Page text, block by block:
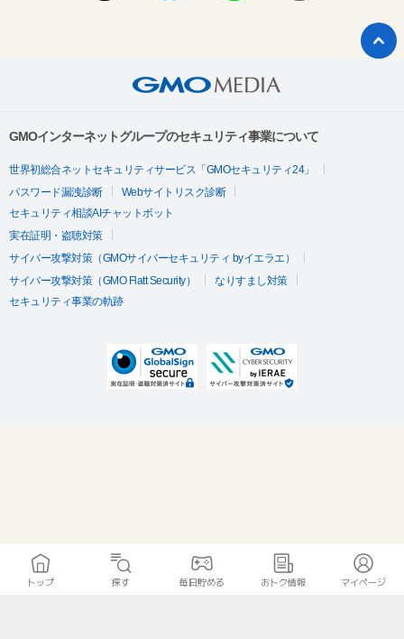
GMOインターネットグループのセキュリティ事業について
世界初総合ネットセキュリティサービス「GMOセキュリティ24」
パスワード漏洩診断
Webサイトリスク診断
セキュリティ相談AIチャットボット
実在証明・盗聴対策
サイバー攻撃対策（GMOサイバーセキュリティ byイエラエ）
サイバー攻撃対策（GMO Flatt Security）
なりすまし対策
セキュリティ事業の軌跡
トップ 探す 毎日貯める おトク情報 マイページ